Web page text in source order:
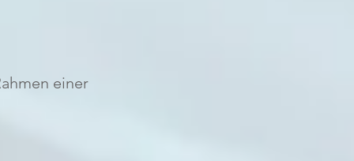
einer